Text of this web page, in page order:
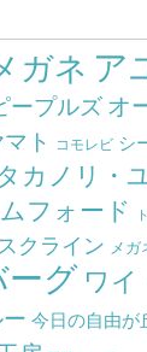
ガネ ア
ープルズ オ
ト コモレビ シ
カノリ・
ムフォード
クライン メガ
ーグ ワイ
今日の自由が